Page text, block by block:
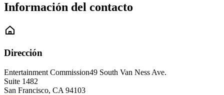
Información del contacto
Dirección
Entertainment Commission49 South Van Ness Ave.
Suite 1482
San Francisco, CA 94103